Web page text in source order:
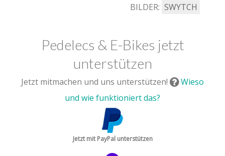
BILDER: SWYTCH
Pedelecs & E-Bikes jetzt
unterstützen
Jetzt mitmachen und uns unterstützen!
Wieso
und wie funktioniert das?
Jetzt mit PayPal unterstützen